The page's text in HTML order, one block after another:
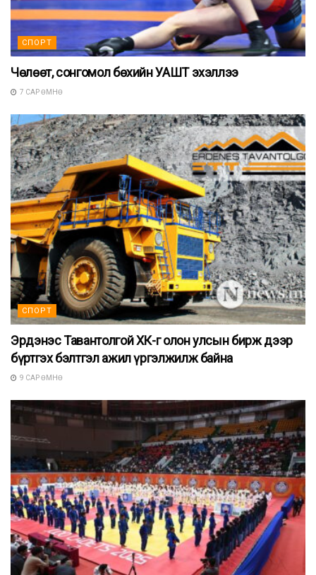
СПОРТ
Чөлөөт, сонгомол бөхийн УАШТ эхэллээ
7 САР ӨМНӨ
СПОРТ
Эрдэнэс Тавантолгой ХК-г олон улсын бирж дээр
бүртгэх бэлтгэл ажил үргэлжилж байна
9 САР ӨМНӨ